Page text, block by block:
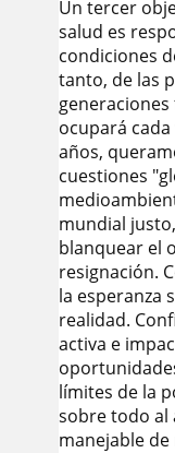
Un tercer
salud es
condiciones
tanto, de las
ocupará
años,
cuestiones
mundial
blanquear el
resignación.
la esperanza
realidad.
activa e
límites de la
sobre todo al
manejable